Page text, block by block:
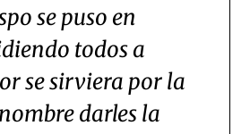
se puso en
todos a
se sirviera por la
darles la